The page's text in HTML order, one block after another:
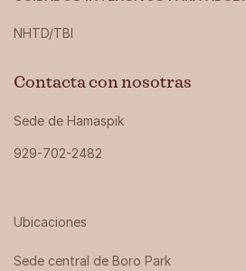
NHTD/TBI
Contacta con nosotras
Sede de Hamaspik
929-702-2482
Ubicaciones
Sede central de Boro Park ‍